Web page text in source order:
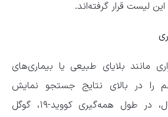
لیست قرار گرفته‌اند.
مانند بلایای طبیعی یا بیماری‌های
را در بالای نتایج جستجو نمایش
می‌دهد. به‌عنوان مثال، در طول همه‌گیری کووید-۱۹، گوگل